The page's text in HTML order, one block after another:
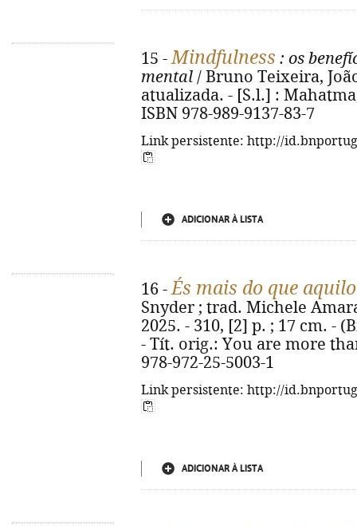
15 -Mindfulness : os
mental / Bruno Teixeira,
atualizada. - [S.l.] :
ISBN 978-989-9137-83-7
Link persistente: http://
ADICIONAR À LISTA
16 -És mais do que
Snyder ; trad. Michele
2025. - 310, [2] p. ; 17 cm. -
- Tít. orig.: You are more
978-972-25-5003-1
Link persistente: http://
ADICIONAR À LISTA